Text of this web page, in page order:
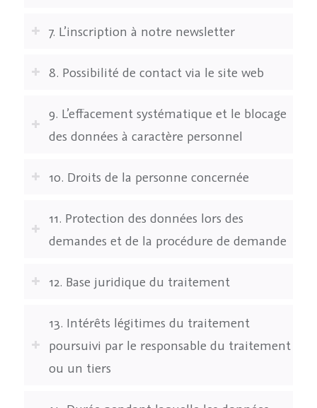
7. L’inscription à notre newsletter
8. Possibilité de contact via le site web
9. L’effacement systématique et le blocage
des données à caractère personnel
10. Droits de la personne concernée
11. Protection des données lors des
demandes et de la procédure de demande
12. Base juridique du traitement
13. Intérêts légitimes du traitement
poursuivi par le responsable du traitement
ou un tiers